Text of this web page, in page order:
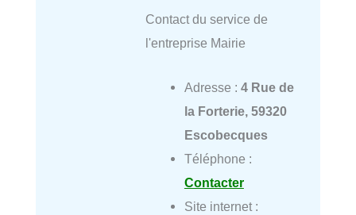
Contact du service de
l'entreprise Mairie
Adresse : 4 Rue de
la Forterie, 59320
Escobecques
Téléphone :
Contacter
Site internet :